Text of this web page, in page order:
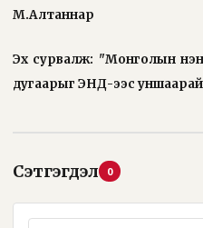
М.Алтаннар
Эх сурвалж: "Монголын
дугаарыг ЭНД-ээс
Сэтгэгдэл 0